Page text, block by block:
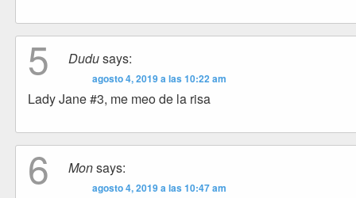
5 Dudusays:
agosto 4, 2019 a las 10:22 am
Lady Jane #3, me meo de la risa
6 Monsays:
agosto 4, 2019 a las 10:47 am